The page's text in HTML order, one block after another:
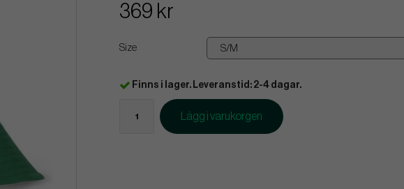
369 kr
Size
Finns i lager. Leveranstid: 2-4 dagar.
Lägg i varukorgen